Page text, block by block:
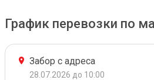
График перевозки по
Забор с адреса
28.07.2026 до 10:00